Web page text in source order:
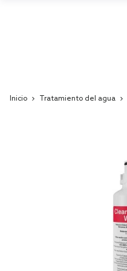
Inicio Tratamiento del agua